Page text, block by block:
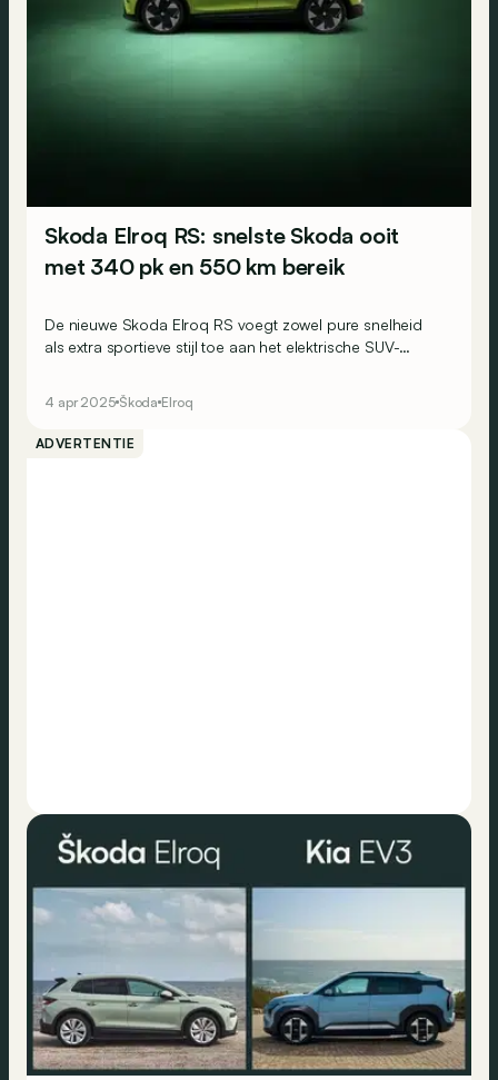
Skoda Elroq RS: snelste Skoda ooit
met 340 pk en 550 km bereik
De nieuwe Skoda Elroq RS voegt zowel pure snelheid
als extra sportieve stijl toe aan het elektrische SUV-
4 apr 2025 Škoda Elroq
ADVERTENTIE